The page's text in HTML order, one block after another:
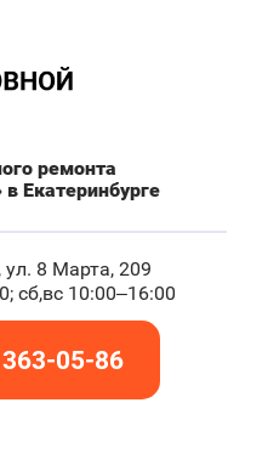
ремонта
Екатеринбурге
ул. 8 Марта, 209
сб,вс 10:00–16:00
05-86